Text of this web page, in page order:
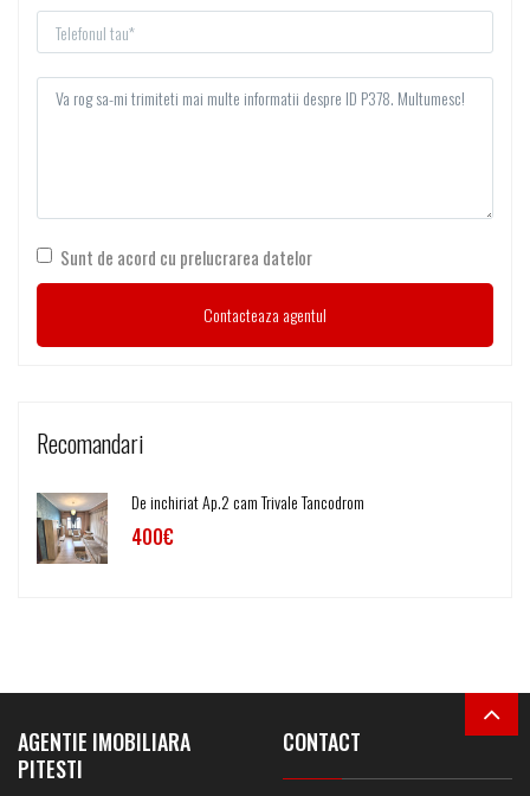
Sunt de acord cu prelucrarea datelor
Recomandari
De inchiriat Ap.2 cam Trivale Tancodrom
400€
AGENTIE IMOBILIARA
PITESTI
CONTACT